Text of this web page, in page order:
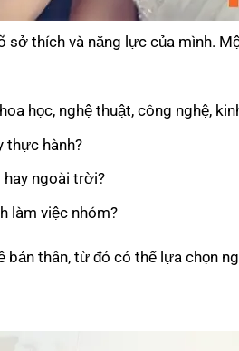
thích và năng lực của mình.
học, nghệ thuật, công nghệ,
thực hành?
ngoài trời?
làm việc nhóm?
thân, từ đó có thể lựa chọn